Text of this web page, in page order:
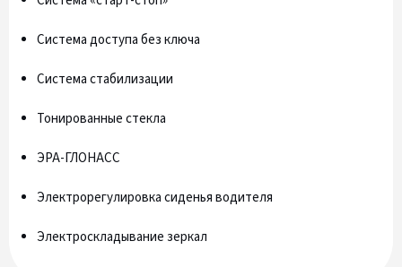
Система доступа без ключа
Система стабилизации
Тонированные стекла
ЭРА-ГЛОНАСС
Электрорегулировка сиденья водителя
Электроскладывание зеркал